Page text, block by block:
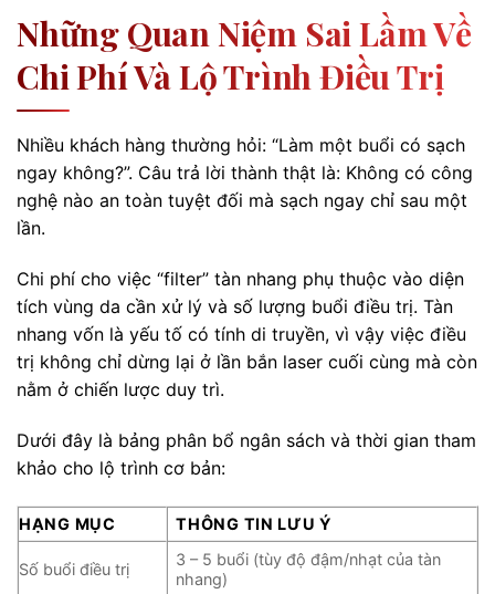
Những Quan Niệm Sai Lầm Về
Chi Phí Và Lộ Trình Điều Trị
Nhiều khách hàng thường hỏi: “Làm một buổi có sạch
ngay không?”. Câu trả lời thành thật là: Không có công
nghệ nào an toàn tuyệt đối mà sạch ngay chỉ sau một
lần.
Chi phí cho việc “filter” tàn nhang phụ thuộc vào diện
tích vùng da cần xử lý và số lượng buổi điều trị. Tàn
nhang vốn là yếu tố có tính di truyền, vì vậy việc điều
trị không chỉ dừng lại ở lần bắn laser cuối cùng mà còn
nằm ở chiến lược duy trì.
Dưới đây là bảng phân bổ ngân sách và thời gian tham
khảo cho lộ trình cơ bản:
HẠNG MỤC THÔNG TIN LƯU Ý
Số buổi điều trị
3 – 5 buổi (tùy độ đậm/nhạt của tàn
nhang)